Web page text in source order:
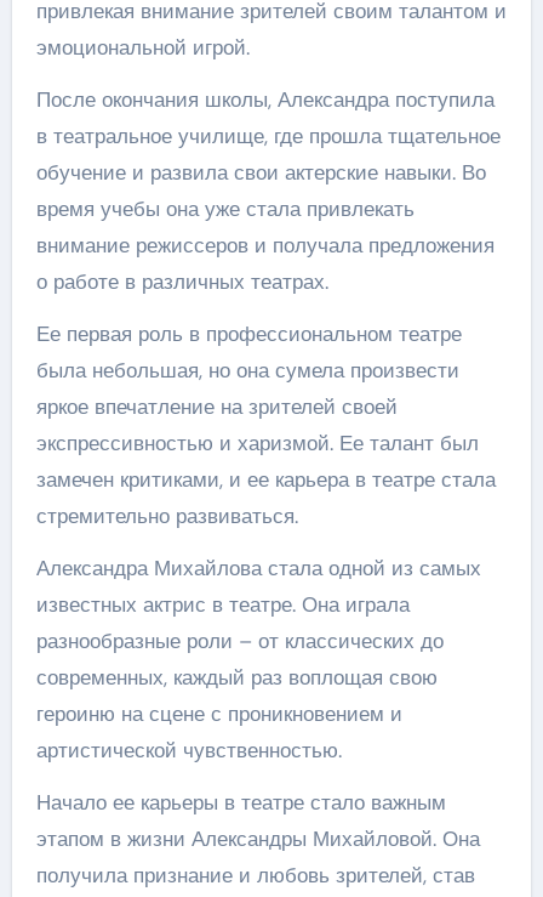
привлекая внимание зрителей своим талантом и
эмоциональной игрой.
После окончания школы, Александра поступила
в театральное училище, где прошла тщательное
обучение и развила свои актерские навыки. Во
время учебы она уже стала привлекать
внимание режиссеров и получала предложения
о работе в различных театрах.
Ее первая роль в профессиональном театре
была небольшая, но она сумела произвести
яркое впечатление на зрителей своей
экспрессивностью и харизмой. Ее талант был
замечен критиками, и ее карьера в театре стала
стремительно развиваться.
Александра Михайлова стала одной из самых
известных актрис в театре. Она играла
разнообразные роли – от классических до
современных, каждый раз воплощая свою
героиню на сцене с проникновением и
артистической чувственностью.
Начало ее карьеры в театре стало важным
этапом в жизни Александры Михайловой. Она
получила признание и любовь зрителей, став